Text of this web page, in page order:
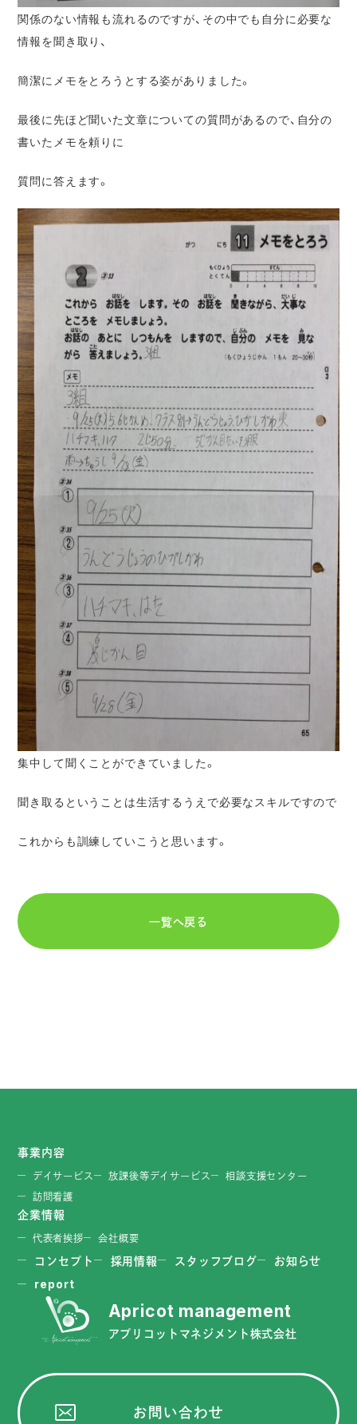
関係のない情報も流れるのですが、その中でも自分に必要な
情報を聞き取り、
簡潔にメモをとろうとする姿がありました。
最後に先ほど聞いた文章についての質問があるので、自分の
書いたメモを頼りに
質問に答えます。
集中して聞くことができていました。
聞き取るということは生活するうえで必要なスキルですので
これからも訓練していこうと思います。
一覧へ戻る
事業内容
デイサービス 放課後等デイサービス
相談支援センター
訪問看護
企業情報
代表者挨拶 会社概要
コンセプト 採用情報 スタッフブログ
お知らせ
report
アプリコットマネジメント株式会社
お問い合わせ